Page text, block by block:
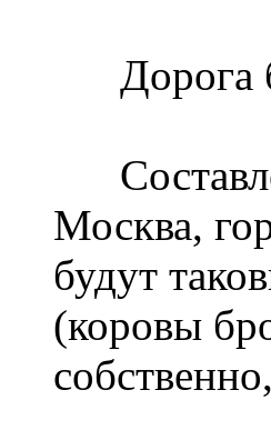
Дорога
Москва,
будут
(коровы